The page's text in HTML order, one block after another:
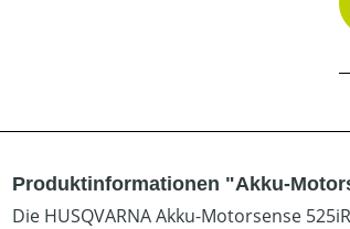
Produktinformationen "Akku-
Die HUSQVARNA Akku-Motorsense